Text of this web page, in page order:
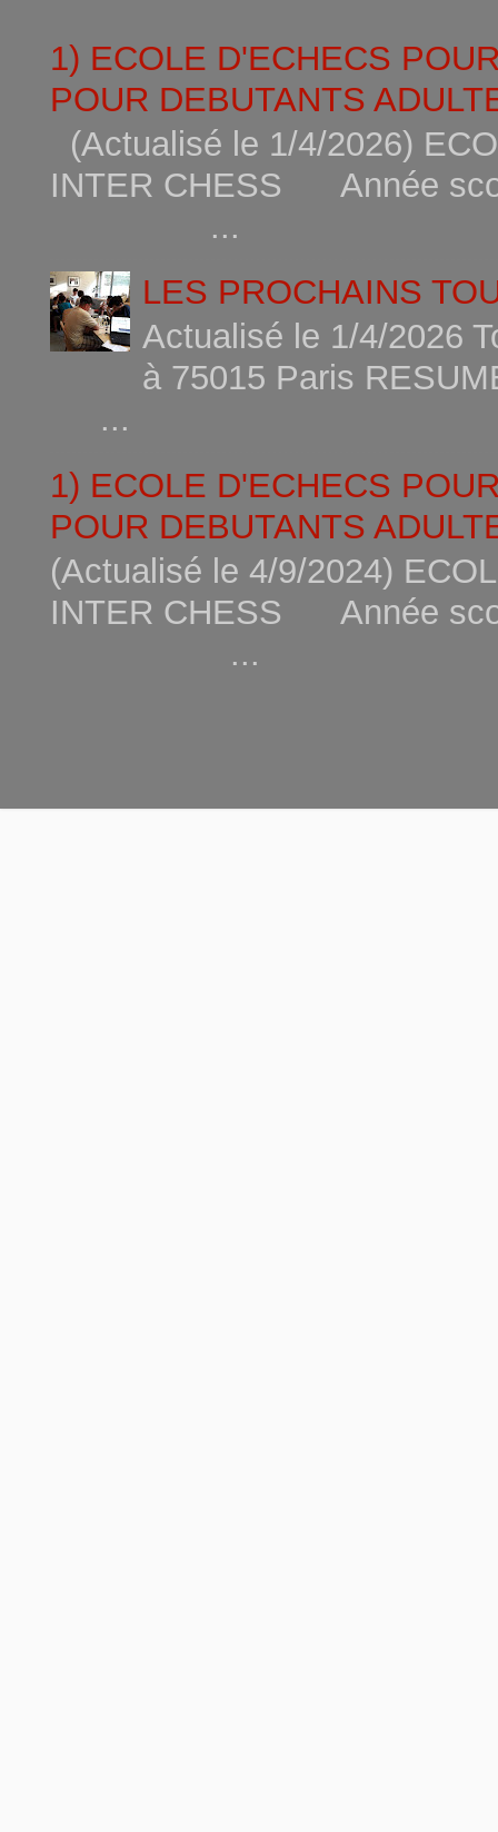
1) ECOLE D'ECHECS
POUR DEBUTANTS
(Actualisé le 1/4/2026)
INTER CHESS Année
...
LES PROCHAINS
Actualisé le 1/4/2026
à 75015
...
1) ECOLE D'ECHECS
POUR DEBUTANTS
(Actualisé le 4/9/2024)
INTER CHESS Année
...